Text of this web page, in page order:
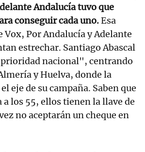
Andalucía tuvo que
conseguir cada uno.Esa
Vox, Por Andalucía y Adelante
estrechar. Santiago Abascal
nacional", centrando
y Huelva, donde la
eje de su campaña. Saben que
a los 55, ellos tienen la llave de
no aceptarán un cheque en